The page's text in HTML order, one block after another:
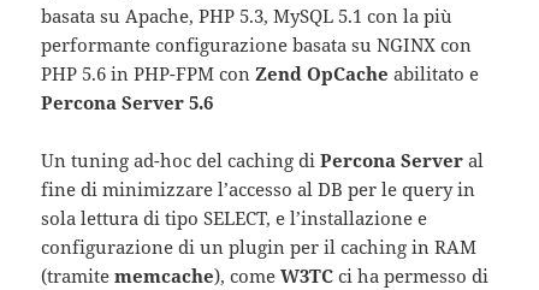
basata su Apache, PHP 5.3, MySQL 5.1 con la più
performante configurazione basata su NGINX con
PHP 5.6 in PHP-FPM con Zend OpCache abilitato e
Percona Server 5.6
Un tuning ad-hoc del caching diPercona Server al
fine di minimizzare l’accesso al DB per le query in
sola lettura di tipo SELECT, e l’installazione e
configurazione di un plugin per il caching in RAM
(tramitememcache), comeW3TC ci ha permesso di